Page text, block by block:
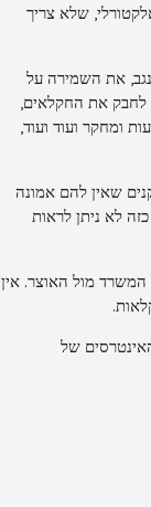
שלא צריך
את השמירה על
לחבק את החקלאים,
ומחקר ועוד ועוד,
שאין להם אמונה
לא ניתן לראות
מול האוצר. אין
של